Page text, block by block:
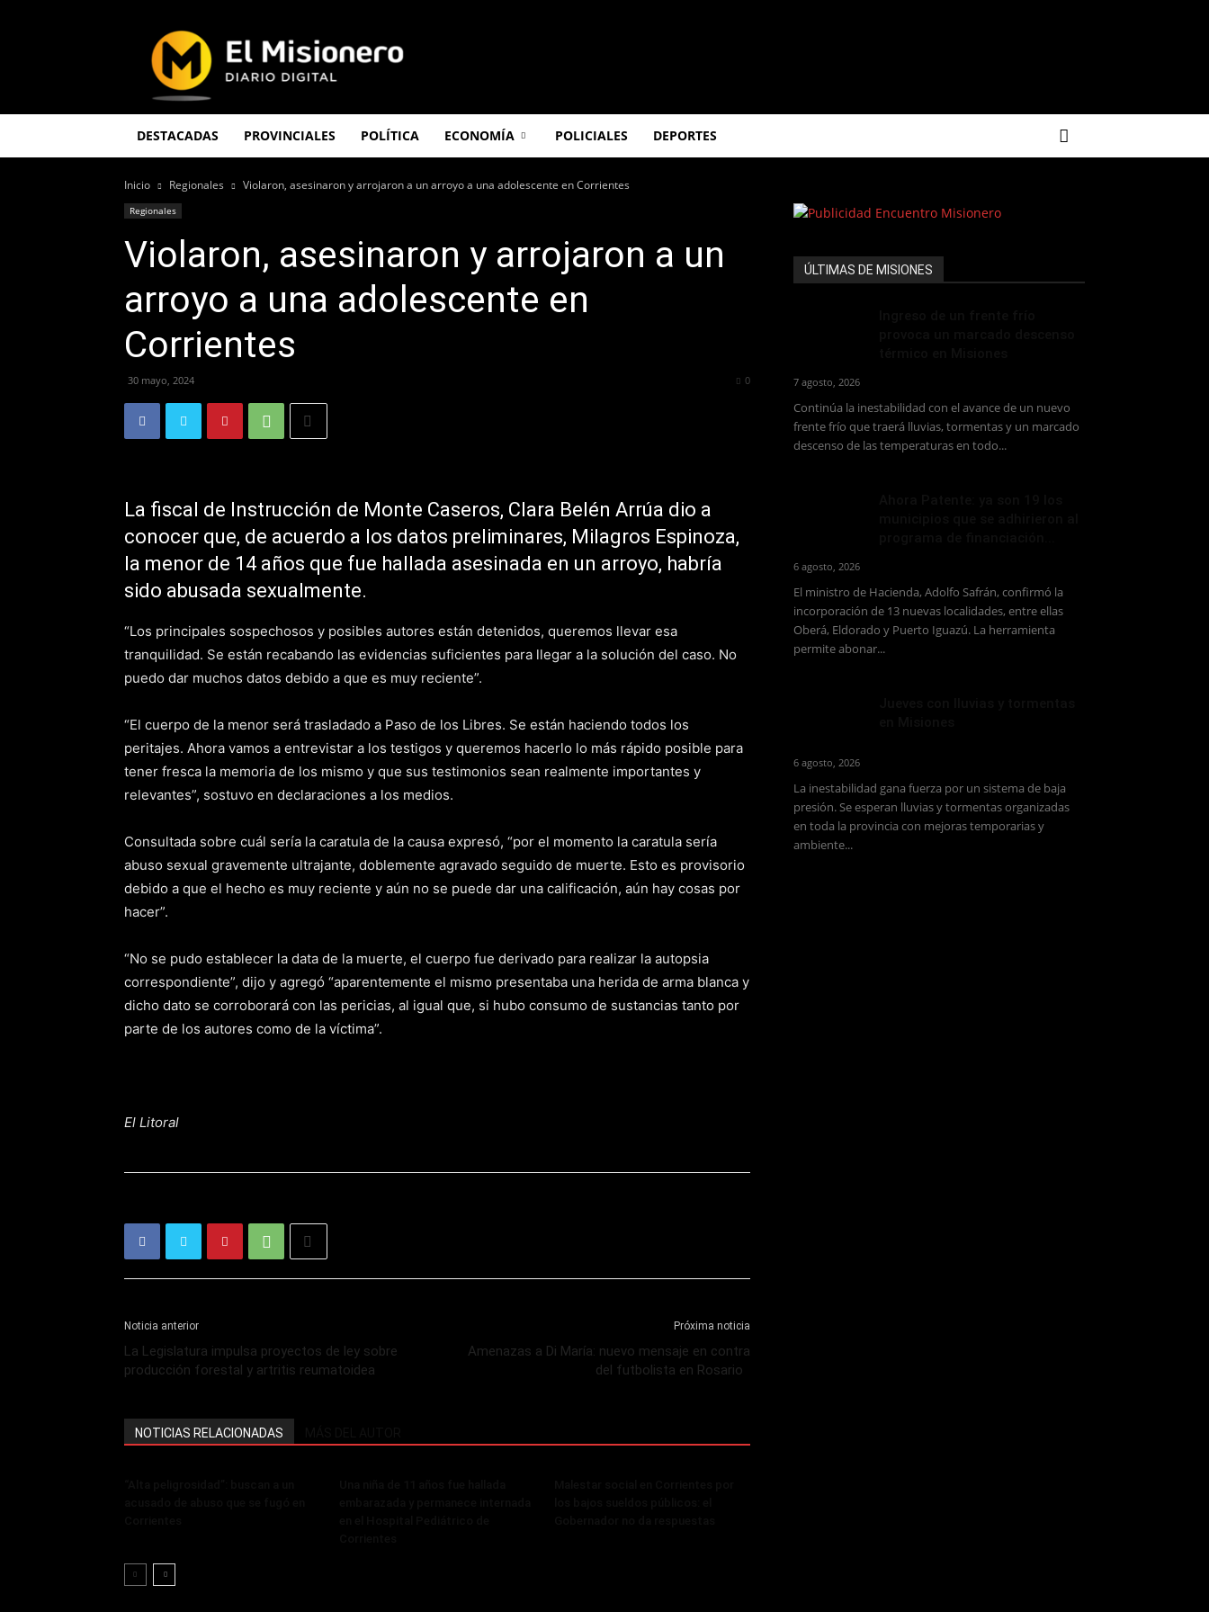
Misionero
DESTACADAS PROVINCIALES POLÍTICA ECONOMÍA POLICIALES DEPORTES
Inicio Regionales Violaron, asesinaron y arrojaron a un arroyo a una adolescente en Corrientes
Regionales
Violaron, asesinaron y arrojaron a un
arroyo a una adolescente en
Corrientes
30 mayo, 2024 0
La fiscal de Instrucción de Monte Caseros, Clara Belén Arrúa dio a
conocer que, de acuerdo a los datos preliminares, Milagros Espinoza,
la menor de 14 años que fue hallada asesinada en un arroyo, habría
sido abusada sexualmente.
“Los principales sospechosos y posibles autores están detenidos, queremos llevar esa
tranquilidad. Se están recabando las evidencias suficientes para llegar a la solución del caso. No
puedo dar muchos datos debido a que es muy reciente”.
“El cuerpo de la menor será trasladado a Paso de los Libres. Se están haciendo todos los
peritajes. Ahora vamos a entrevistar a los testigos y queremos hacerlo lo más rápido posible para
tener fresca la memoria de los mismo y que sus testimonios sean realmente importantes y
relevantes”, sostuvo en declaraciones a los medios.
Consultada sobre cuál sería la caratula de la causa expresó, “por el momento la caratula sería
abuso sexual gravemente ultrajante, doblemente agravado seguido de muerte. Esto es provisorio
debido a que el hecho es muy reciente y aún no se puede dar una calificación, aún hay cosas por
hacer”.
“No se pudo establecer la data de la muerte, el cuerpo fue derivado para realizar la autopsia
correspondiente”, dijo y agregó “aparentemente el mismo presentaba una herida de arma blanca y
dicho dato se corroborará con las pericias, al igual que, si hubo consumo de sustancias tanto por
parte de los autores como de la víctima”.
El Litoral
Noticia anterior
La Legislatura impulsa proyectos de ley sobre
producción forestal y artritis reumatoidea
Próxima noticia
Amenazas a Di María: nuevo mensaje en contra
del futbolista en Rosario
NOTICIAS RELACIONADAS
ÚLTIMAS DE MISIONES
7 agosto, 2026
Continúa la inestabilidad con el avance de un nuevo
frente frío que traerá lluvias, tormentas y un marcado
descenso de las temperaturas en todo...
6 agosto, 2026
El ministro de Hacienda, Adolfo Safrán, confirmó la
incorporación de 13 nuevas localidades, entre ellas
Oberá, Eldorado y Puerto Iguazú. La herramienta
permite abonar...
6 agosto, 2026
La inestabilidad gana fuerza por un sistema de baja
presión. Se esperan lluvias y tormentas organizadas
en toda la provincia con mejoras temporarias y
ambiente...